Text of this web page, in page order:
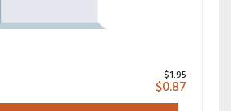
$1.95
$0.87